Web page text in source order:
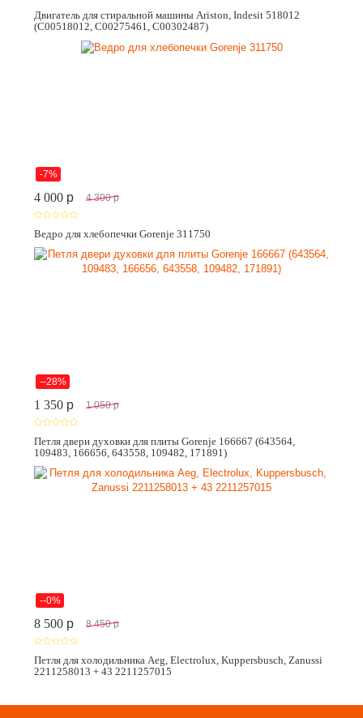
Двигатель для стиральной машины Ariston, Indesit 518012
(C00518012, C00275461, C00302487)
-7%
4 000 p 4 300 p
Ведро для хлебопечки Gorenje 311750
--28%
1 350 p 1 050 p
Петля двери духовки для плиты Gorenje 166667 (643564,
109483, 166656, 643558, 109482, 171891)
--0%
8 500 p 8 450 p
Петля для холодильника Aeg, Electrolux, Kuppersbusch, Zanussi
2211258013 + 43 2211257015